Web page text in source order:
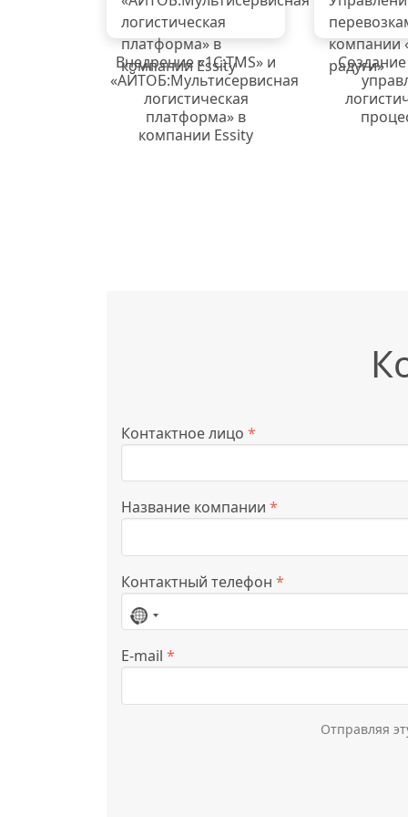
Внедрение «1C:TMS» и
«АЙТОБ:Мультисервисная
логистическая
платформа» в
компании Essity
Контактное лицо *
Название компании *
Контактный телефон *
Страна
выбрана
E-mail *
Отправляя